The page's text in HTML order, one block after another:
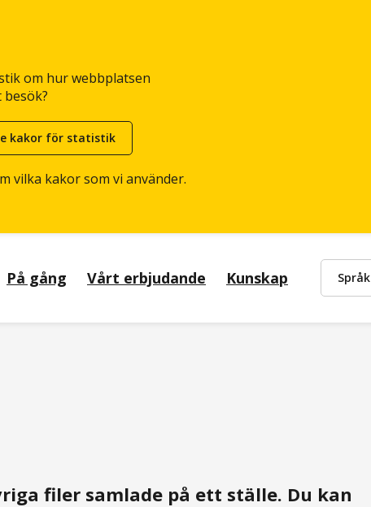
om hur webbplatsen
kakor för statistik
vilka kakor som vi använder.
På gång Vårt erbjudande Kunskap choose
Språk
filer samlade på ett ställe. Du kan